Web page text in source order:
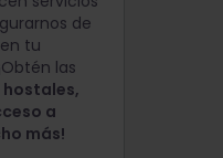
de
tu
las
a
más!